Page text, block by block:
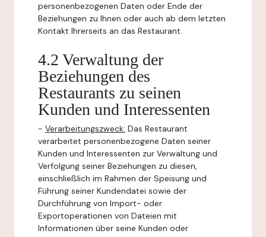
personenbezogenen Daten oder Ende der
Beziehungen zu Ihnen oder auch ab dem letzten
Kontakt Ihrerseits an das Restaurant.
4.2 Verwaltung der
Beziehungen des
Restaurants zu seinen
Kunden und Interessenten
- Verarbeitungszweck: Das Restaurant
verarbeitet personenbezogene Daten seiner
Kunden und Interessenten zur Verwaltung und
Verfolgung seiner Beziehungen zu diesen,
einschließlich im Rahmen der Speisung und
Führung seiner Kundendatei sowie der
Durchführung von Import- oder
Exportoperationen von Dateien mit
Informationen über seine Kunden oder